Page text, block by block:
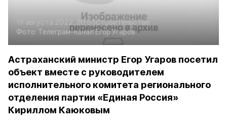
19 августа 2022, 20:53Строительство
Фото: Телеграм-каналЕгор Угаров
Астраханский министр Егор Угаров посетил
объект вместе с руководителем
исполнительного комитета регионального
отделения партии «Единая Россия»
Кириллом Каюковым